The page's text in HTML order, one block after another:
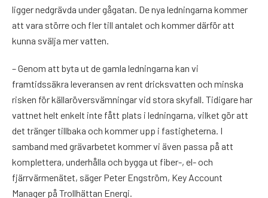
ligger nedgrävda under gågatan. De nya ledningarna kommer
att vara större och fler till antalet och kommer därför att
kunna svälja mer vatten.
– Genom att byta ut de gamla ledningarna kan vi
framtidssäkra leveransen av rent dricksvatten och minska
risken för källaröversvämningar vid stora skyfall. Tidigare har
vattnet helt enkelt inte fått plats i ledningarna, vilket gör att
det tränger tillbaka och kommer upp i fastigheterna. I
samband med grävarbetet kommer vi även passa på att
komplettera, underhålla och bygga ut fiber-, el- och
fjärrvärmenätet, säger Peter Engström, Key Account
Manager på Trollhättan Energi.